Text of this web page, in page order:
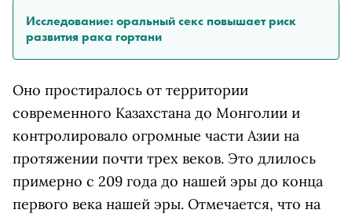
Исследование: оральный секс повышает риск
развития рака гортани
Оно простиралось от территории
современного Казахстана до Монголии и
контролировало огромные части Азии на
протяжении почти трех веков. Это длилось
примерно с 209 года до нашей эры до конца
первого века нашей эры. Отмечается, что на